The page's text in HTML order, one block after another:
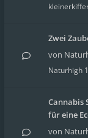
Zwei
von
Naturhigh
Cannabis
für eine
von